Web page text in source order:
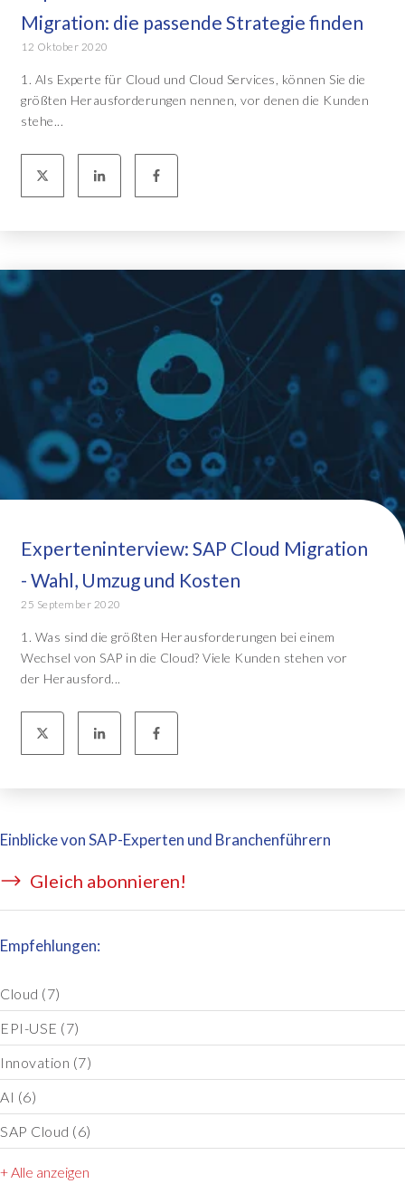
Migration: die passende Strategie finden
12 Oktober 2020
1. Als Experte für Cloud und Cloud Services, können Sie die
größten Herausforderungen nennen, vor denen die Kunden
stehe...
Experteninterview: SAP Cloud Migration
- Wahl, Umzug und Kosten
25 September 2020
1. Was sind die größten Herausforderungen bei einem
Wechsel von SAP in die Cloud? Viele Kunden stehen vor
der Herausford...
Einblicke von SAP-Experten und Branchenführern
Gleich abonnieren!
Empfehlungen:
Cloud (7)
EPI-USE (7)
Innovation (7)
AI (6)
SAP Cloud (6)
+ Alle anzeigen